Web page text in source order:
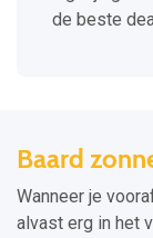
de beste
Baard
Wanneer je
alvast erg in het